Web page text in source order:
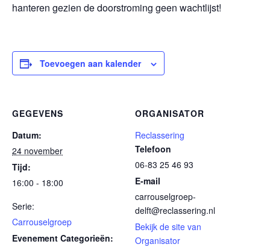
hanteren gezien de doorstroming geen wachtlijst!
Toevoegen aan kalender
GEGEVENS
Datum:
24 november
Tijd:
16:00 - 18:00
Serie:
Carrouselgroep
Evenement Categorieën:
ORGANISATOR
Reclassering
Telefoon
06-83 25 46 93
E-mail
carrouselgroep-
delft@reclassering.nl
Bekijk de site van
Organisator